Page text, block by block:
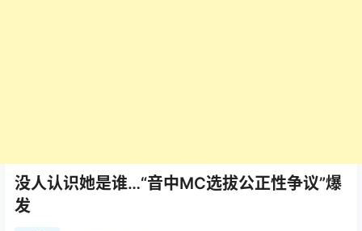
没人认识她是谁…“音中MC选拔公正性争议”爆
发